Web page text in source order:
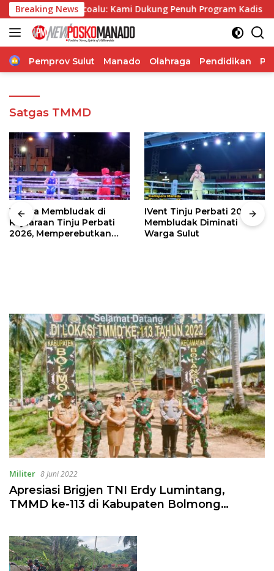
Langsung
ke
konten
Breaking News
Telly Ticoalu: Kami Dukung Penuh Program Kadis
Home
Pemprov Sulut Manado Olahraga Pendidikan
Satgas TMMD
Warga Membludak di
Kejuaraan Tinju Perbati
2026, Memperebutkan
IVent Tinju Perbati 2026
Membludak Diminati
Warga Sulut
Militer 8 Juni 2022
Apresiasi Brigjen TNI Erdy Lumintang,
TMMD ke-113 di Kabupaten Bolmong